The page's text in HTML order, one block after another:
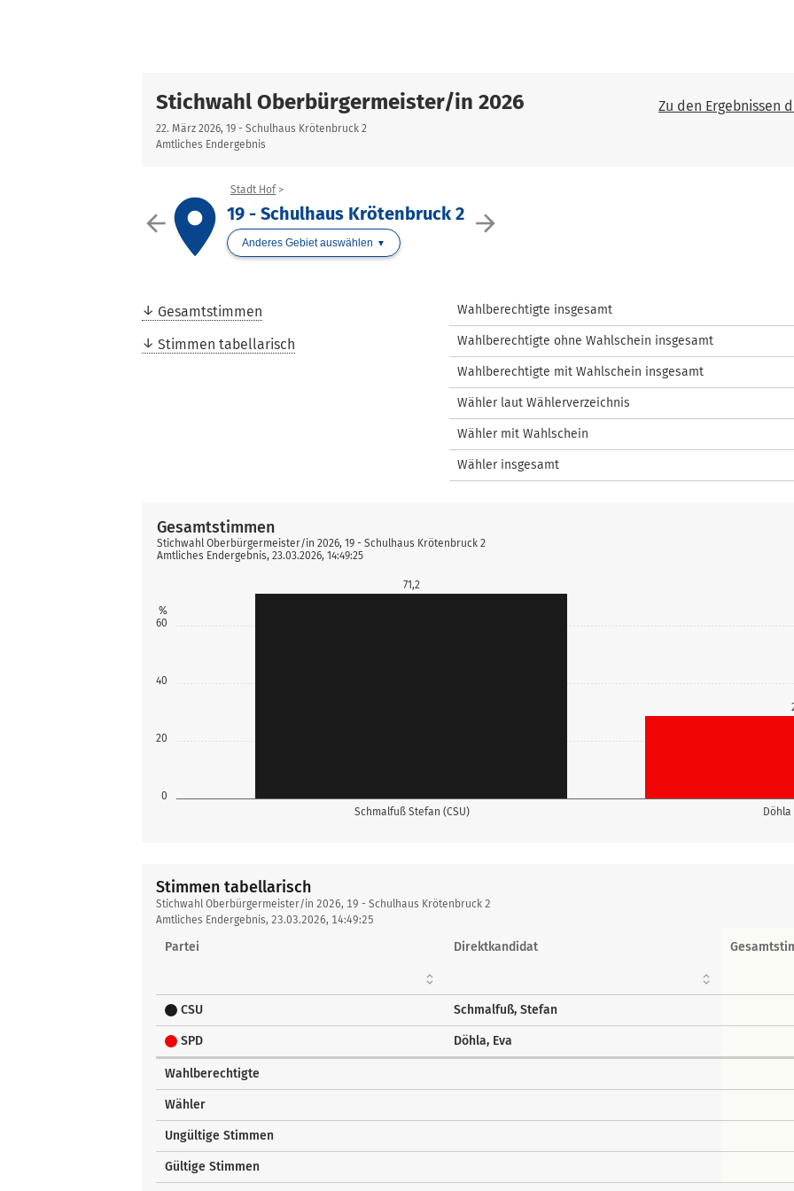
Stichwahl Oberbürgermeister/in 2026
22. März 2026, 19 - Schulhaus Krötenbruck 2
Amtliches Endergebnis
Zu den Ergebnissen
arrow_back arrow_forward
place
Stadt Hof
19 - Schulhaus Krötenbruck 2
Anderes Gebiet auswählen
Gesamtstimmen
Stimmen tabellarisch
Wahlberechtigte insgesamt
Wahlberechtigte ohne Wahlschein insgesamt
Wahlberechtigte mit Wahlschein insgesamt
Wähler laut Wählerverzeichnis
Wähler mit Wahlschein
Wähler insgesamt
0
20
40
60
%
Schmalfuß Stefan (CSU) Döhla
71,2
Gesamtstimmen
Stichwahl Oberbürgermeister/in 2026, 19 - Schulhaus Krötenbruck 2
Amtliches Endergebnis, 23.03.2026, 14:49:25
Stimmen tabellarisch
Stimmen
tabellarisch
Stichwahl Oberbürgermeister/in 2026, 19 - Schulhaus Krötenbruck 2
Amtliches Endergebnis, 23.03.2026, 14:49:25
Partei Direktkandidat
CSU Schmalfuß, Stefan
SPD Döhla, Eva
Wahlberechtigte
Wähler
Ungültige Stimmen
Gültige Stimmen